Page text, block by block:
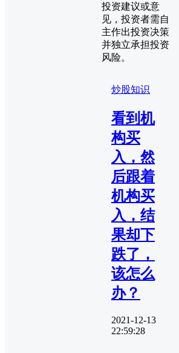
投资建议或意
见，投资者需自
主作出投资决策
并独立承担投资
风险。
炒股知识
看到机
构买
入，然
后跟着
机构买
入，结
果却下
跌了，
该怎么
办？
2021-12-13
22:59:28